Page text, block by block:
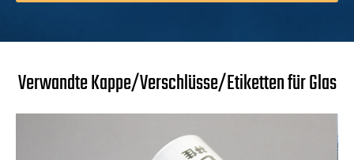
Verwandte Kappe/Verschlüsse/Etiketten für Glas